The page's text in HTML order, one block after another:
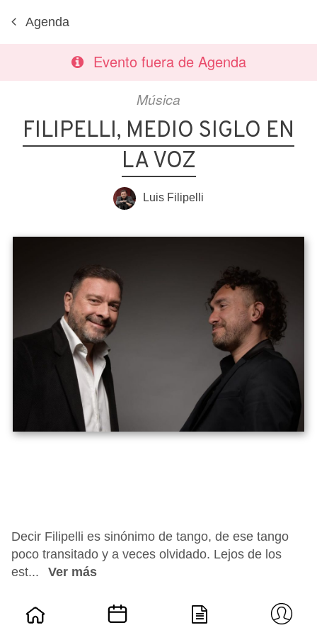
Agenda
Evento fuera de Agenda
Música
FILIPELLI, MEDIO SIGLO EN
LA VOZ
Luis Filipelli
Decir Filipelli es sinónimo de tango, de ese tango
poco transitado y a veces olvidado. Lejos de los
est...
Ver más